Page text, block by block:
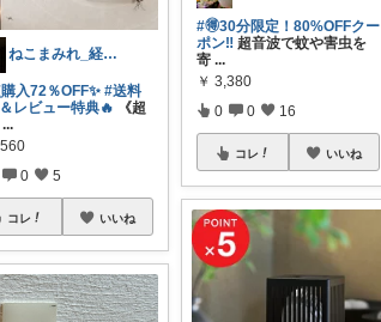
ねこまみれ_経由感謝致します🐈
入72％OFF✨ #送料
レビュー特典🔥 《超
...
0 5
コレ いいね
#🉐30分限定！80%OFFクー
ポン‼️ 超音波で蚊や害虫を
寄 ...
￥ 3,380
0 0 16
コレ いいね